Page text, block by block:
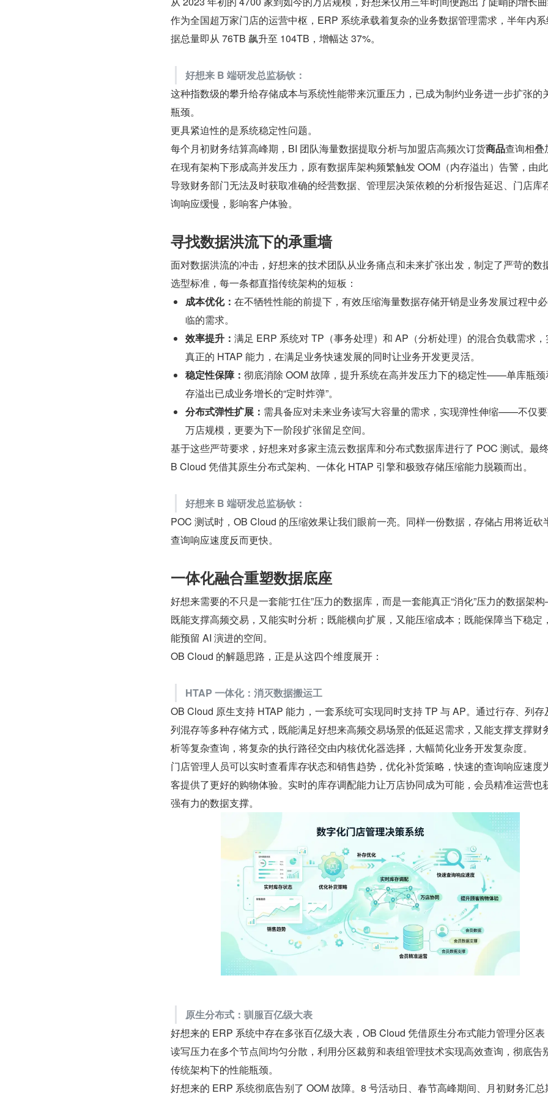
作为全国超万家门店的运营中枢，ERP 系统承载着复杂的业务数据管理需求，半年内
据总量即从 76TB 飙升至 104TB，增幅达 37%。
好想来 B 端研发总监杨钦：
这种指数级的攀升给存储成本与系统性能带来沉重压力，已成为制约业务进一步扩张的
瓶颈。
更具紧迫性的是系统稳定性问题。
每个月初财务结算高峰期，BI 团队海量数据提取分析与加盟店高频次订货商品查询相叠
在现有架构下形成高并发压力，原有数据库架构频繁触发 OOM（内存溢出）告警，由
导致财务部门无法及时获取准确的经营数据、管理层决策依赖的分析报告延迟、门店库
询响应缓慢，影响客户体验。
寻找数据洪流下的承重墙
面对数据洪流的冲击，好想来的技术团队从业务痛点和未来扩张出发，制定了严苛的数
选型标准，每一条都直指传统架构的短板：
成本优化： 在不牺牲性能的前提下，有效压缩海量数据存储开销是业务发展过程中
临的需求。
效率提升： 满足 ERP 系统对 TP（事务处理）和 AP（分析处理）的混合负载需求
真正的 HTAP 能力，在满足业务快速发展的同时让业务开发更灵活。
稳定性保障： 彻底消除 OOM 故障，提升系统在高并发压力下的稳定性——单库瓶颈
存溢出已成业务增长的“定时炸弹”。
分布式弹性扩展： 需具备应对未来业务读写大容量的需求，实现弹性伸缩——不仅
万店规模，更要为下一阶段扩张留足空间。
基于这些严苛要求，好想来对多家主流云数据库和分布式数据库进行了 POC 测试。最
B Cloud 凭借其原生分布式架构、一体化 HTAP 引擎和极致存储压缩能力脱颖而出。
好想来 B 端研发总监杨钦：
POC 测试时，OB Cloud 的压缩效果让我们眼前一亮。同样一份数据，存储占用将近砍
查询响应速度反而更快。
一体化融合重塑数据底座
好想来需要的不只是一套能“扛住”压力的数据库，而是一套能真正“消化”压力的数据架
既能支撑高频交易，又能实时分析；既能横向扩展，又能压缩成本；既能保障当下稳定
能预留 AI 演进的空间。
OB Cloud 的解题思路，正是从这四个维度展开：
HTAP 一体化：消灭数据搬运工
OB Cloud 原生支持 HTAP 能力，一套系统可实现同时支持 TP 与 AP。通过行存、列存
列混存等多种存储方式，既能满足好想来高频交易场景的低延迟需求，又能支撑支撑财
析等复杂查询，将复杂的执行路径交由内核优化器选择，大幅简化业务开发复杂度。
门店管理人员可以实时查看库存状态和销售趋势，优化补货策略，快速的查询响应速度
客提供了更好的购物体验。实时的库存调配能力让万店协同成为可能，会员精准运营也
强有力的数据支撑。
原生分布式：驯服百亿级大表
好想来的 ERP 系统中存在多张百亿级大表，OB Cloud 凭借原生分布式能力管理分区表
读写压力在多个节点间均匀分散，利用分区裁剪和表组管理技术实现高效查询，彻底告
传统架构下的性能瓶颈。
好想来的 ERP 系统彻底告别了 OOM 故障。8 号活动日、春节高峰期间、月初财务汇总